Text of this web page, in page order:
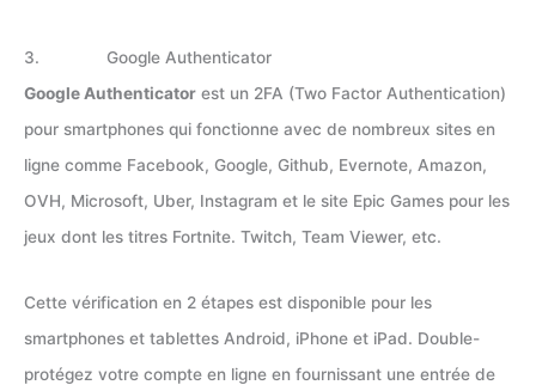
3. Google Authenticator
Google Authenticator est un 2FA (Two Factor Authentication)
pour smartphones qui fonctionne avec de nombreux sites en
ligne comme Facebook, Google, Github, Evernote, Amazon,
OVH, Microsoft, Uber, Instagram et le site Epic Games pour les
jeux dont les titres Fortnite. Twitch, Team Viewer, etc.
Cette vérification en 2 étapes est disponible pour les
smartphones et tablettes Android, iPhone et iPad. Double-
protégez votre compte en ligne en fournissant une entrée de